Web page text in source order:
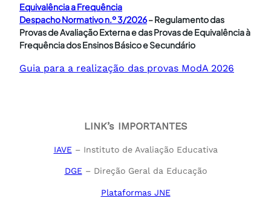
Equivalência a Frequência
Despacho Normativo n.º 3/2026– Regulamento das
Provas de Avaliação Externa e das Provas de Equivalência à
Frequência dos Ensinos Básico e Secundário
Guia para a realização das provas ModA 2026
LINK’s IMPORTANTES
IAVE– Instituto de Avaliação Educativa
DGE– Direção Geral da Educação
Plataformas JNE